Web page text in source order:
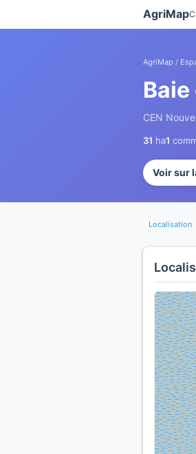
AgriMap
AgriMap /
CEN
31 ha1
Voir sur
Localisation
Panneau de gestion des cookies